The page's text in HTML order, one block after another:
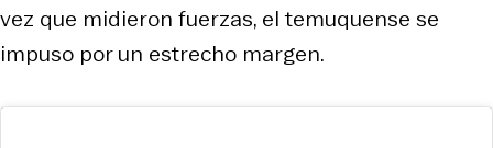
vez que midieron fuerzas, el temuquense se
impuso por un estrecho margen.